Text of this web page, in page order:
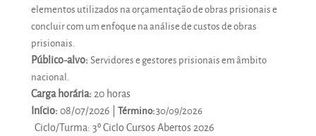
elementos utilizados na orçamentação de obras prisionais e
concluir com um enfoque na análise de custos de obras
prisionais.
Público-alvo: Servidores e gestores prisionais em âmbito
nacional.
Carga horária:20 horas
Início:08/07/2026 | Término:30/09/2026
Ciclo/Turma:3º Ciclo Cursos Abertos 2026